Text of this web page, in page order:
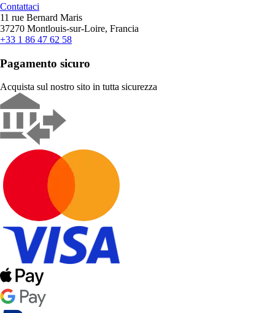
Contattaci
11 rue Bernard Maris
37270 Montlouis-sur-Loire, Francia
+33 1 86 47 62 58
Pagamento sicuro
Acquista sul nostro sito in tutta sicurezza